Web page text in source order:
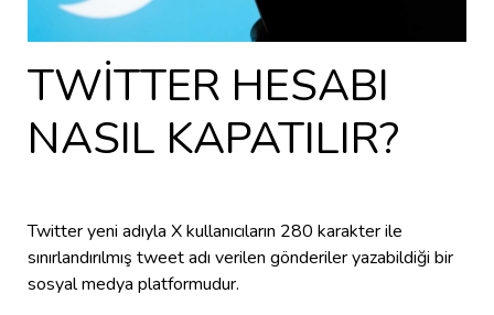
TWİTTER HESABI
NASIL KAPATILIR?
Twitter yeni adıyla X kullanıcıların 280 karakter ile
sınırlandırılmış tweet adı verilen gönderiler yazabildiği bir
sosyal medya platformudur.